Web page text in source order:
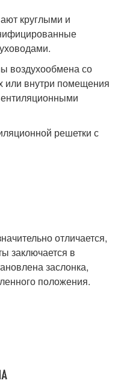
круглыми и
воздухообмена со
или внутри помещения
решетки с
отличается,
заключается в
заслонка,
положения.